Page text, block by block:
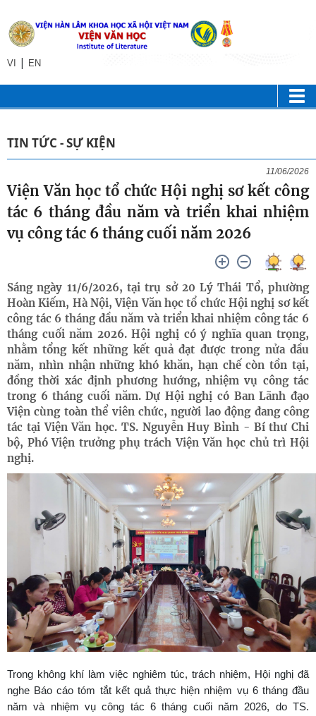
VI | EN
TIN TỨC - SỰ KIỆN
11/06/2026
Viện Văn học tổ chức Hội nghị sơ kết công
tác 6 tháng đầu năm và triển khai nhiệm
vụ công tác 6 tháng cuối năm 2026
Sáng ngày 11/6/2026, tại trụ sở 20 Lý Thái Tổ, phường
Hoàn Kiếm, Hà Nội, Viện Văn học tổ chức Hội nghị sơ kết
công tác 6 tháng đầu năm và triển khai nhiệm công tác 6
tháng cuối năm 2026. Hội nghị có ý nghĩa quan trọng,
nhằm tổng kết những kết quả đạt được trong nửa đầu
năm, nhìn nhận những khó khăn, hạn chế còn tồn tại,
đồng thời xác định phương hướng, nhiệm vụ công tác
trong 6 tháng cuối năm. Dự Hội nghị có Ban Lãnh đạo
Viện cùng toàn thể viên chức, người lao động đang công
tác tại Viện Văn học. TS. Nguyễn Huy Bỉnh - Bí thư Chi
bộ, Phó Viện trưởng phụ trách Viện Văn học chủ trì Hội
nghị.
Trong không khí làm việc nghiêm túc, trách nhiệm, Hội nghị đã
nghe Báo cáo tóm tắt kết quả thực hiện nhiệm vụ 6 tháng đầu
năm và nhiệm vụ công tác 6 tháng cuối năm 2026, do TS.